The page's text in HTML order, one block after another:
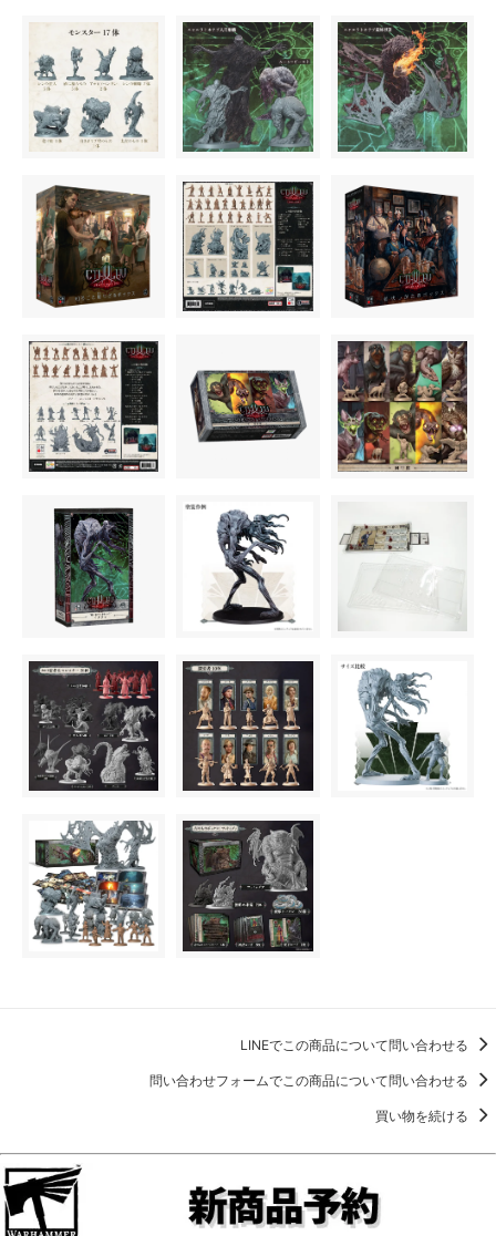
LINEでこの商品について問い合わせる
問い合わせフォームでこの商品について問い合わせる
買い物を続ける